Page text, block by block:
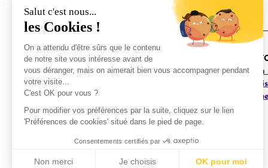
© 2025 - Indigo. Tous droits réservés.
L'école Indigo est rattachée à l'organisme de
formation LION N°11755660875. (ne vaut pas
agrément)
NOS
RSE
Mener
Salut c'est nous...
les Cookies !
On a attendu d'être sûrs que le contenu
de notre site vous intéresse avant de
vous déranger, mais on aimerait bien vous accompagner pendant
votre visite...
C'est OK pour vous ?
Pour modifier vos préférences par la suite, cliquez sur le lien
'Préférences de cookies' situé dans le pied de page.
Consentements certifiés par
Non merci Je choisis OK pour moi